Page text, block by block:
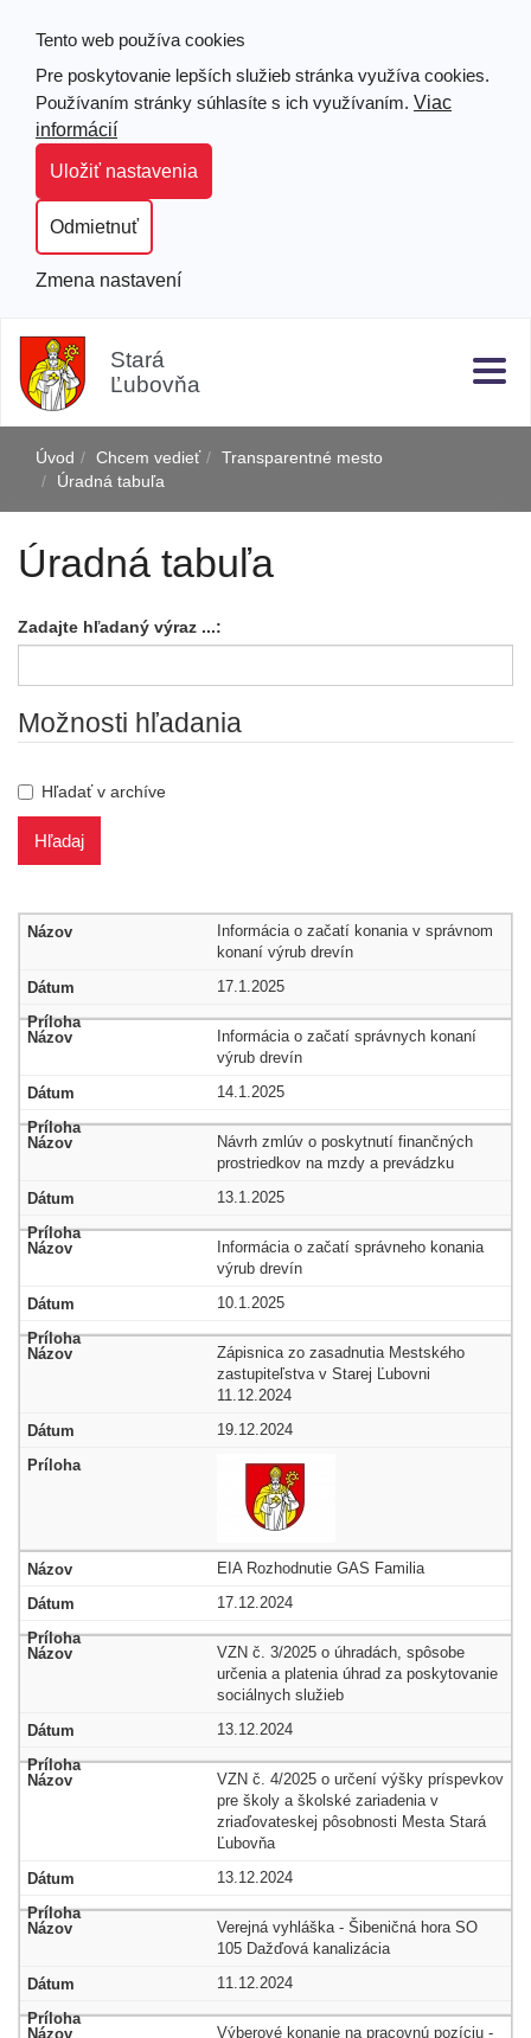
Tento web používa cookies
Pre poskytovanie lepších služieb stránka využíva cookies.
Používaním stránky súhlasíte s ich využívaním. Viac
informácií
Uložiť nastavenia
Odmietnuť
Zmena nastavení
obsahu
Stará
Ľubovňa
Úvod Chcem vedieť
Transparentné mesto
Úradná tabuľa
Úradná tabuľa
Zadajte hľadaný výraz ...:
Možnosti hľadania
Hľadať v archíve
Úradná
Informácia o začatí konania v správnom
konaní výrub drevín
17.1.2025
Informácia o začatí správnych konaní
výrub drevín
14.1.2025
Návrh zmlúv o poskytnutí finančných
prostriedkov na mzdy a prevádzku
13.1.2025
Informácia o začatí správneho konania
výrub drevín
10.1.2025
Zápisnica zo zasadnutia Mestského
zastupiteľstva v Starej Ľubovni
11.12.2024
19.12.2024
EIA Rozhodnutie GAS Familia
17.12.2024
VZN č. 3/2025 o úhradách, spôsobe
určenia a platenia úhrad za poskytovanie
sociálnych služieb
13.12.2024
VZN č. 4/2025 o určení výšky príspevkov
pre školy a školské zariadenia v
zriaďovateskej pôsobnosti Mesta Stará
Ľubovňa
13.12.2024
Verejná vyhláška - Šibeničná hora SO
105 Dažďová kanalizácia
11.12.2024
Výberové konanie na pracovnú pozíciu -